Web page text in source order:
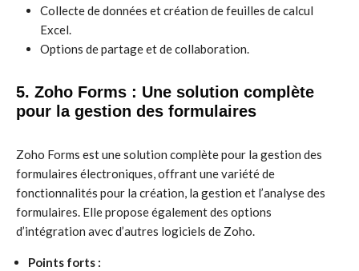
Collecte de données et création de feuilles de calcul
Excel.
Options de partage et de collaboration.
5. Zoho Forms : Une solution complète
pour la gestion des formulaires
Zoho Forms est une solution complète pour la gestion des
formulaires électroniques, offrant une variété de
fonctionnalités pour la création, la gestion et l’analyse des
formulaires. Elle propose également des options
d’intégration avec d’autres logiciels de Zoho.
Points forts :